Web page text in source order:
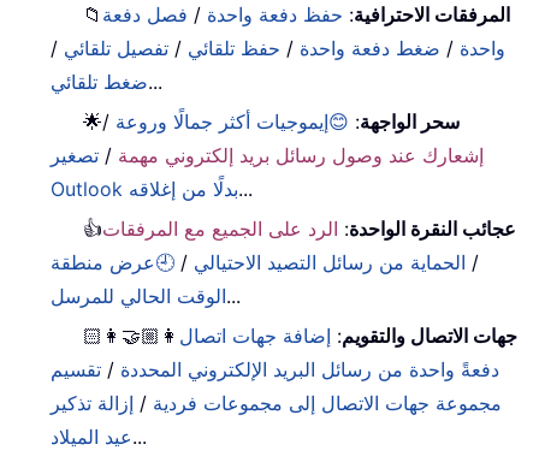
📁
المرفقات الاحترافية: حفظ دفعة واحدة / فصل دفعة
واحدة / ضغط دفعة واحدة / حفظ تلقائي / تفصيل تلقائي /
ضغط تلقائي...
🌟
سحر الواجهة: 😊إيموجيات أكثر جمالًا وروعة /
إشعارك عند وصول رسائل بريد إلكتروني مهمة / تصغير
Outlook بدلًا من إغلاقه...
👍
عجائب النقرة الواحدة: الرد على الجميع مع المرفقات
/ الحماية من رسائل التصيد الاحتيالي / 🕘عرض منطقة
الوقت الحالي للمرسل...
👩🏼‍🤝‍👩🏻
جهات الاتصال والتقويم: إضافة جهات اتصال
دفعةً واحدة من رسائل البريد الإلكتروني المحددة / تقسيم
مجموعة جهات الاتصال إلى مجموعات فردية / إزالة تذكير
عيد الميلاد...